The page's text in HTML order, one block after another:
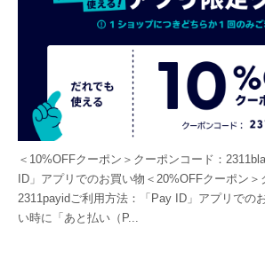
＜10%OFFクーポン＞クーポンコード：
ID」アプリでのお買い物＜20%OFFクーポン＞
2311payidご利用方法：「Pay ID」アプリでの
い時に「あと払い（P...